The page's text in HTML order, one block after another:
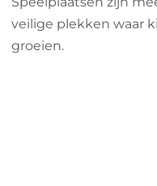
veilige plekken waar
groeien.